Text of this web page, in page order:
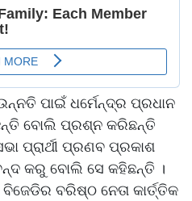
ପାଇଁ ଧର୍ମେନ୍ଦ୍ର ପ୍ରଧାନ
ବୋଲି ପ୍ରଶ୍ନ କରିଛନ୍ତି
ପ୍ରାର୍ଥୀ ପ୍ରଣବ ପ୍ରକାଶ
କରୁ ବୋଲି ସେ କହିଛନ୍ତି ।
ବରିଷ୍ଠ ନେତା କାର୍ତ୍ତିକ